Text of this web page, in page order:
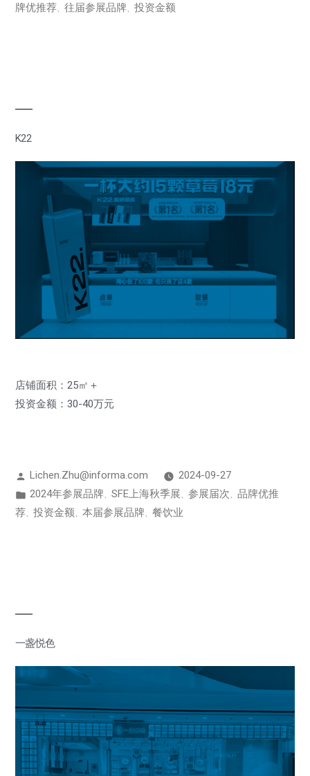
牌优推荐、 往届参展品牌、 投资金额
K22
店铺面积：25㎡＋
投资金额：30-40万元
Lichen.Zhu@informa.com
2024-09-27
2024年参展品牌、SFE上海秋季展、参展届次、品牌优推
荐、 投资金额、 本届参展品牌、 餐饮业
一盏悦色